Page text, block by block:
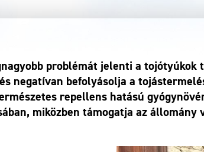
problémát jelenti a tojótyúkok
negatívan befolyásolja a
repellens hatású
miközben támogatja az állomány